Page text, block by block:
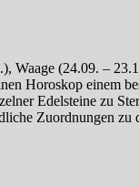
Waage (24.09. –
Horoskop einem
Edelsteine zu
Zuordnungen